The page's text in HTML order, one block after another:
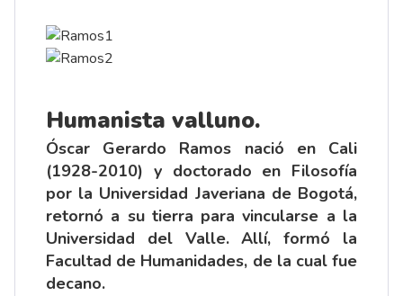
Humanista valluno.
Óscar Gerardo Ramos nació en Cali
(1928-2010) y doctorado en Filosofía
por la Universidad Javeriana de Bogotá,
retornó a su tierra para vincularse a la
Universidad del Valle. Allí, formó la
Facultad de Humanidades, de la cual fue
decano.